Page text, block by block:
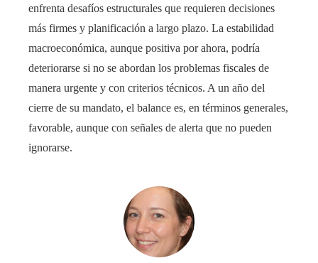
enfrenta desafíos estructurales que requieren decisiones
más firmes y planificación a largo plazo. La estabilidad
macroeconómica, aunque positiva por ahora, podría
deteriorarse si no se abordan los problemas fiscales de
manera urgente y con criterios técnicos. A un año del
cierre de su mandato, el balance es, en términos generales,
favorable, aunque con señales de alerta que no pueden
ignorarse.